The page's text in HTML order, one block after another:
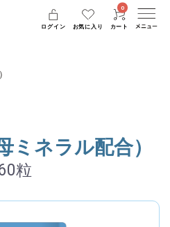
ログイン お気に入り
0
カート
ミネラル配合）
粒